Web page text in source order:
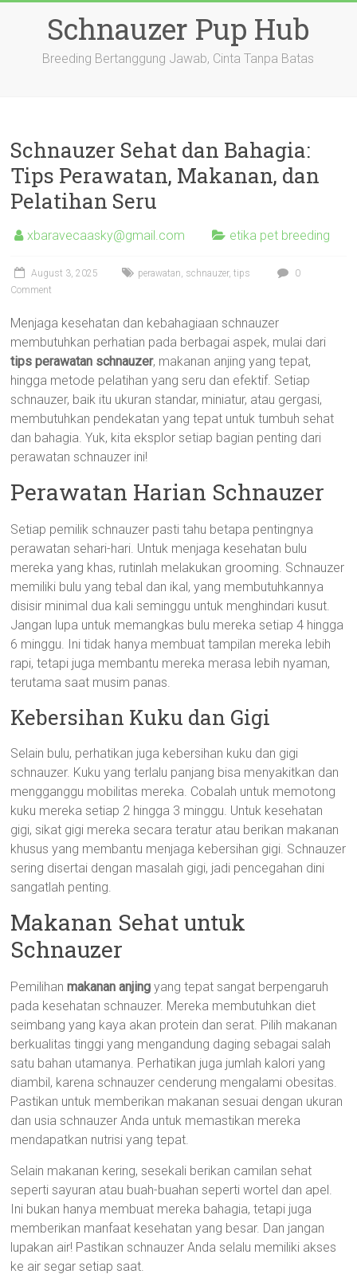
Schnauzer Pup Hub
Breeding Bertanggung Jawab, Cinta Tanpa Batas
Schnauzer Sehat dan Bahagia:
Tips Perawatan, Makanan, dan
Pelatihan Seru
xbaravecaasky@gmail.com etika pet breeding
August 3, 2025 perawatan, schnauzer,tips
0
Comment
Menjaga kesehatan dan kebahagiaan schnauzer
membutuhkan perhatian pada berbagai aspek, mulai dari
tips perawatan schnauzer, makanan anjing yang tepat,
hingga metode pelatihan yang seru dan efektif. Setiap
schnauzer, baik itu ukuran standar, miniatur, atau gergasi,
membutuhkan pendekatan yang tepat untuk tumbuh sehat
dan bahagia. Yuk, kita eksplor setiap bagian penting dari
perawatan schnauzer ini!
Perawatan Harian Schnauzer
Setiap pemilik schnauzer pasti tahu betapa pentingnya
perawatan sehari-hari. Untuk menjaga kesehatan bulu
mereka yang khas, rutinlah melakukan grooming. Schnauzer
memiliki bulu yang tebal dan ikal, yang membutuhkannya
disisir minimal dua kali seminggu untuk menghindari kusut.
Jangan lupa untuk memangkas bulu mereka setiap 4 hingga
6 minggu. Ini tidak hanya membuat tampilan mereka lebih
rapi, tetapi juga membantu mereka merasa lebih nyaman,
terutama saat musim panas.
Kebersihan Kuku dan Gigi
Selain bulu, perhatikan juga kebersihan kuku dan gigi
schnauzer. Kuku yang terlalu panjang bisa menyakitkan dan
mengganggu mobilitas mereka. Cobalah untuk memotong
kuku mereka setiap 2 hingga 3 minggu. Untuk kesehatan
gigi, sikat gigi mereka secara teratur atau berikan makanan
khusus yang membantu menjaga kebersihan gigi. Schnauzer
sering disertai dengan masalah gigi, jadi pencegahan dini
sangatlah penting.
Makanan Sehat untuk
Schnauzer
Pemilihanmakanan anjing yang tepat sangat berpengaruh
pada kesehatan schnauzer. Mereka membutuhkan diet
seimbang yang kaya akan protein dan serat. Pilih makanan
berkualitas tinggi yang mengandung daging sebagai salah
satu bahan utamanya. Perhatikan juga jumlah kalori yang
diambil, karena schnauzer cenderung mengalami obesitas.
Pastikan untuk memberikan makanan sesuai dengan ukuran
dan usia schnauzer Anda untuk memastikan mereka
mendapatkan nutrisi yang tepat.
Selain makanan kering, sesekali berikan camilan sehat
seperti sayuran atau buah-buahan seperti wortel dan apel.
Ini bukan hanya membuat mereka bahagia, tetapi juga
memberikan manfaat kesehatan yang besar. Dan jangan
lupakan air! Pastikan schnauzer Anda selalu memiliki akses
ke air segar setiap saat.